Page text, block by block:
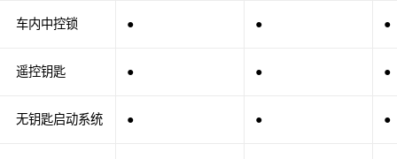
车内中控锁
遥控钥匙
无钥匙启动系统
● ● ●
● ● ●
● ● ●